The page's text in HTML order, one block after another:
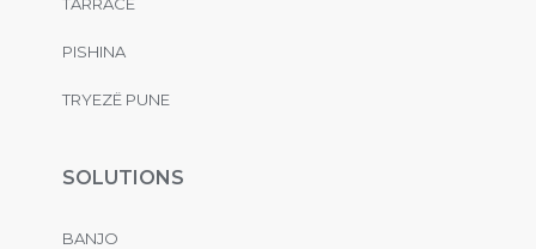
PISHINA
TRYEZË PUNE
SOLUTIONS
BANJO